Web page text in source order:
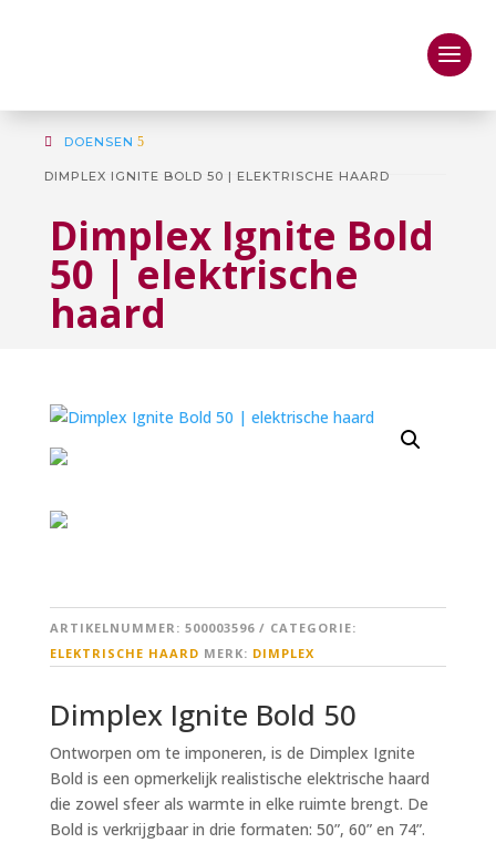
DOENSEN 5
DIMPLEX IGNITE BOLD 50 | ELEKTRISCHE HAARD
Dimplex Ignite Bold
50 | elektrische
haard
ARTIKELNUMMER: 500003596
CATEGORIE:
ELEKTRISCHE HAARD MERK: DIMPLEX
Dimplex Ignite Bold 50
Ontworpen om te imponeren, is de Dimplex Ignite
Bold is een opmerkelijk realistische elektrische haard
die zowel sfeer als warmte in elke ruimte brengt. De
Bold is verkrijgbaar in drie formaten: 50”, 60” en 74”.